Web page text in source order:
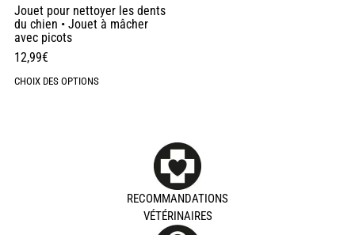
Jouet pour nettoyer les dents
du chien • Jouet à mâcher
avec picots
12,99€
CHOIX DES OPTIONS
RECOMMANDATIONS
VÉTÉRINAIRES